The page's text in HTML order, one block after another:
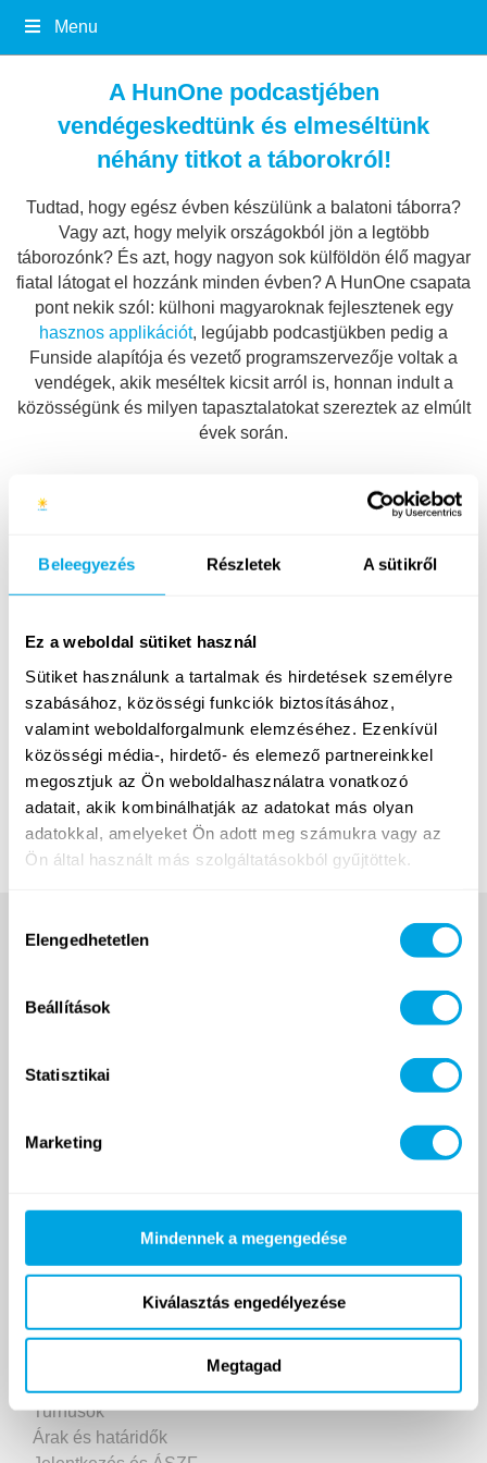
Beleegyezés Részletek A sütikről
Ez a weboldal sütiket használ
Sütiket használunk a tartalmak és hirdetések személyre
szabásához, közösségi funkciók biztosításához,
valamint weboldalforgalmunk elemzéséhez. Ezenkívül
közösségi média-, hirdető- és elemező partnereinkkel
megosztjuk az Ön weboldalhasználatra vonatkozó
adatait, akik kombinálhatják az adatokat más olyan
adatokkal, amelyeket Ön adott meg számukra vagy az
Ön által használt más szolgáltatásokból gyűjtöttek.
kiválasztása
Elengedhetetlen
Beállítások
Statisztikai
Marketing
Mindennek a megengedése
Kiválasztás engedélyezése
Megtagad
Menu
A HunOne podcastjében
vendégeskedtünk és elmeséltünk
néhány titkot a táborokról!
Tudtad, hogy egész évben készülünk a balatoni táborra?
Vagy azt, hogy melyik országokból jön a legtöbb
táborozónk? És azt, hogy nagyon sok külföldön élő magyar
fiatal látogat el hozzánk minden évben? A HunOne csapata
pont nekik szól: külhoni magyaroknak fejlesztenek egy
hasznos applikációt, legújabb podcastjükben pedig a
Funside alapítója és vezető programszervezője voltak a
vendégek, akik meséltek kicsit arról is, honnan indult a
közösségünk és milyen tapasztalatokat szereztek az elmúlt
évek során.
Funside Balaton 2025
Árak
Jelentkezés és ÁSZF
Turnusok
Árak és határidők